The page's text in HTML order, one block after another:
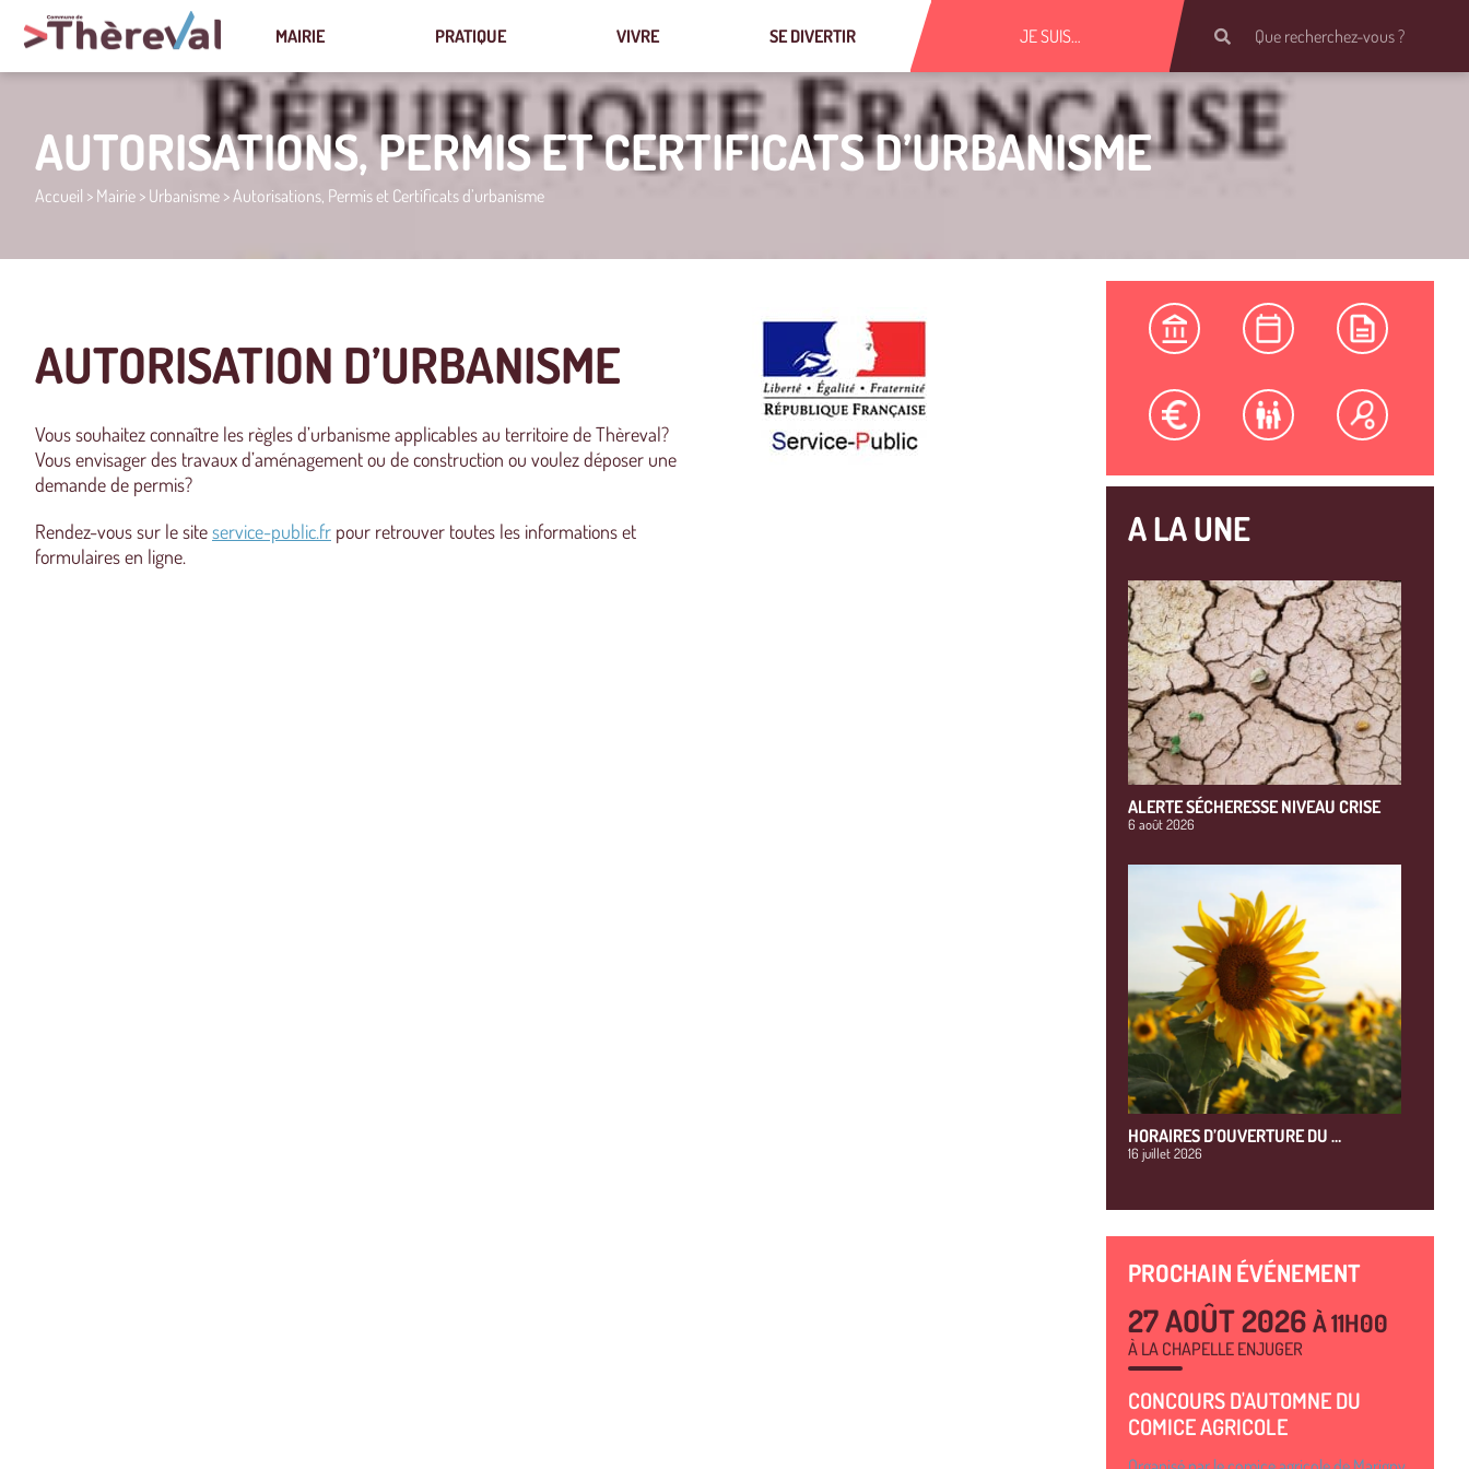
MAIRIE PRATIQUE VIVRE SE DIVERTIR JE SUIS…
AUTORISATIONS, PERMIS ET CERTIFICATS D’URBANISME
Accueil > Mairie > Urbanisme >Autorisations, Permis et Certificats d’urbanisme
AUTORISATION D’URBANISME
Vous souhaitez connaître les règles d’urbanisme applicables au territoire de Thèreval?
Vous envisager des travaux d’aménagement ou de construction ou voulez déposer une
demande de permis?
Rendez-vous sur le siteservice-public.fr pour retrouver toutes les informations et
formulaires en ligne.
A LA UNE
ALERTE SÉCHERESSE NIVEAU CRISE
6 août 2026
HORAIRES D’OUVERTURE DU …
16 juillet 2026
PROCHAIN ÉVÉNEMENT
27 AOÛT 2026 À 11H00
À LA CHAPELLE ENJUGER
CONCOURS D'AUTOMNE DU
COMICE AGRICOLE